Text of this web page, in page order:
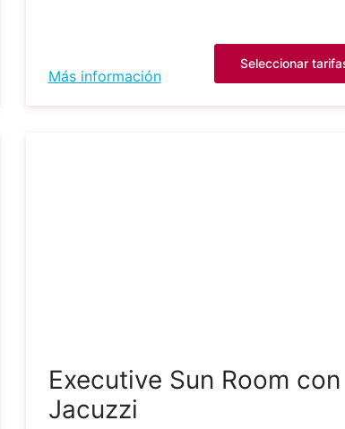
Más información
Seleccionar
Executive Sun Room con
Jacuzzi